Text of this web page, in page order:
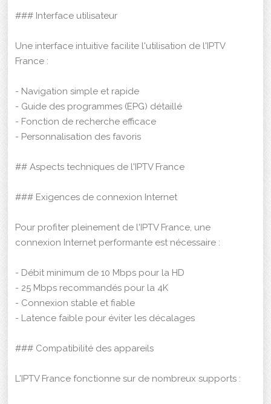
### Interface utilisateur
Une interface intuitive facilite l'utilisation de l'IPTV
France :
- Navigation simple et rapide
- Guide des programmes (EPG) détaillé
- Fonction de recherche efficace
- Personnalisation des favoris
## Aspects techniques de l'IPTV France
### Exigences de connexion Internet
Pour profiter pleinement de l'IPTV France, une
connexion Internet performante est nécessaire :
- Débit minimum de 10 Mbps pour la HD
- 25 Mbps recommandés pour la 4K
- Connexion stable et fiable
- Latence faible pour éviter les décalages
### Compatibilité des appareils
L'IPTV France fonctionne sur de nombreux supports :